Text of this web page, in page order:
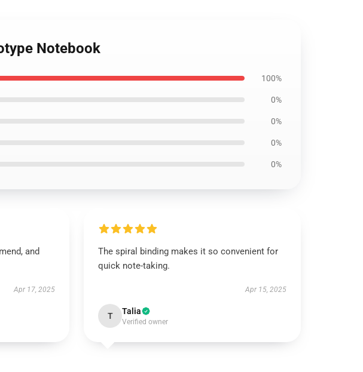
Notebook
100%
0%
0%
0%
0%
and
Apr 17, 2025
The spiral binding makes it so convenient for
quick note-taking.
Apr 15, 2025
T Talia
Verified owner